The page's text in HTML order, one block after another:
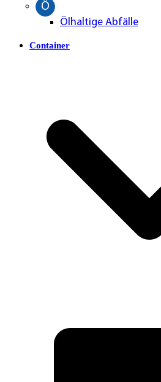
Ö
Ölhaltige Abfälle
Container